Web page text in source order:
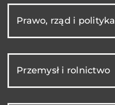
Prawo, rząd i polityka
Przemysł i rolnictwo